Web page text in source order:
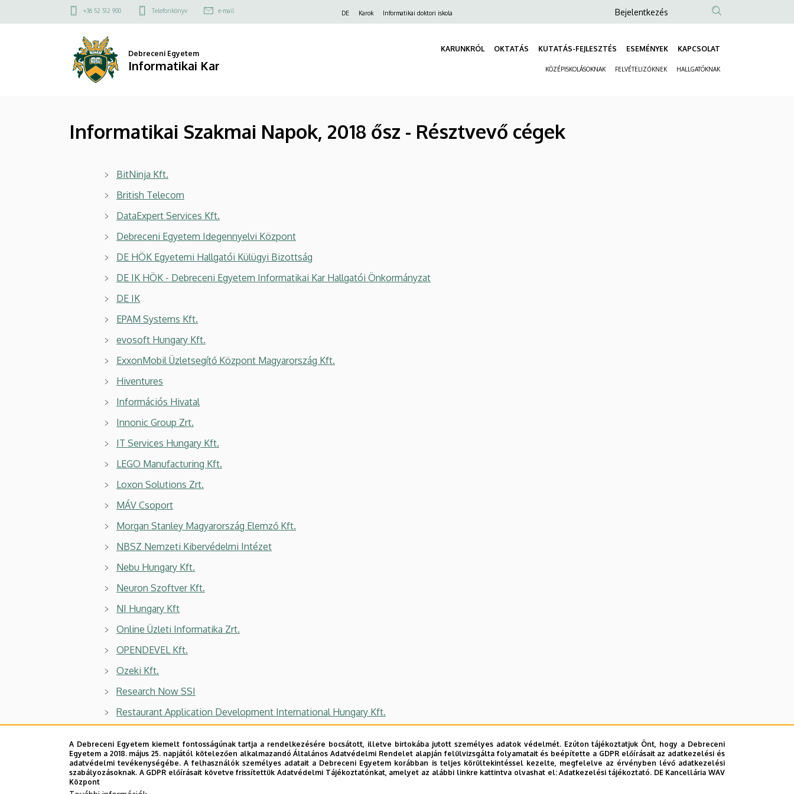
Informatikai
Informatikai
a
Felső
menü
+36 52 512 900 Telefonkönyv e-mail DE Karok Informatikai doktori iskola
Anonim
fiók
menüje
Bejelentkezés
Debreceni Egyetem
Informatikai Kar
KARUNKRÓL OKTATÁS KUTATÁS-FEJLESZTÉS ESEMÉNYEK KAPCSOLAT
KÖZÉPISKOLÁSOKNAK FELVÉTELIZŐKNEK HALLGATÓKNAK
Informatikai Szakmai Napok, 2018 ősz - Résztvevő cégek
BitNinja Kft.
British Telecom
DataExpert Services Kft.
Debreceni Egyetem Idegennyelvi Központ
DE HÖK Egyetemi Hallgatói Külügyi Bizottság
DE IK HÖK - Debreceni Egyetem Informatikai Kar Hallgatói Önkormányzat
DE IK
EPAM Systems Kft.
evosoft Hungary Kft.
ExxonMobil Üzletsegítő Központ Magyarország Kft.
Hiventures
Információs Hivatal
Innonic Group Zrt.
IT Services Hungary Kft.
LEGO Manufacturing Kft.
Loxon Solutions Zrt.
MÁV Csoport
Morgan Stanley Magyarország Elemző Kft.
NBSZ Nemzeti Kibervédelmi Intézet
Nebu Hungary Kft.
Neuron Szoftver Kft.
NI Hungary Kft
Online Üzleti Informatika Zrt.
OPENDEVEL Kft.
Ozeki Kft.
Research Now SSI
Restaurant Application Development International Hungary Kft.
SAP Hungary Kft.
SAS Institute Kft.
A Debreceni Egyetem kiemelt fontosságúnak tartja a rendelkezésére bocsátott, illetve birtokába jutott személyes adatok védelmét. Ezúton tájékoztatjuk Önt, hogy a Debreceni
Egyetem a 2018. május 25. napjától kötelezően alkalmazandó Általános Adatvédelmi Rendelet alapján felülvizsgálta folyamatait és beépítette a GDPR előírásait az adatkezelési és
adatvédelmi tevékenységébe. A felhasználók személyes adatait a Debreceni Egyetem korábban is teljes körültekintéssel kezelte, megfelelve az érvényben lévő adatkezelési
szabályozásoknak. A GDPR előírásait követve frissítettük Adatvédelmi Tájékoztatónkat, amelyet az alábbi linkre kattintva olvashat el:Adatkezelési tájékoztató. DE Kancellária WAV
Központ